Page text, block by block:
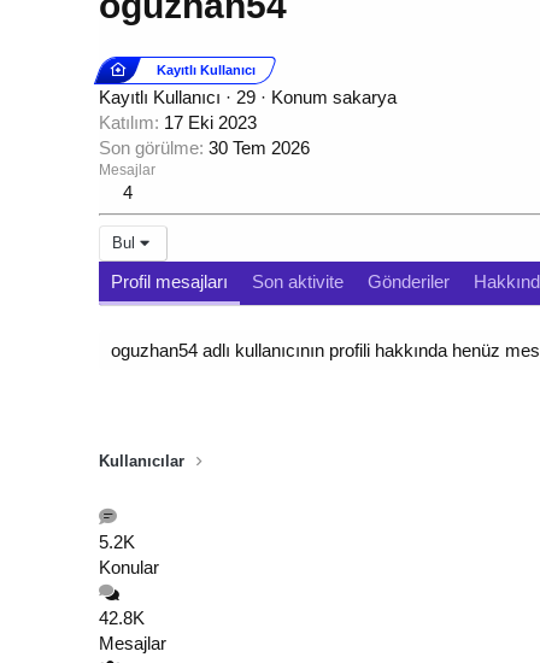
Kayıtlı Kullanıcı
Kayıtlı Kullanıcı · 29 · Konum sakarya
Katılım 17 Eki 2023
Son görülme 30 Tem 2026
Mesajlar
4
Bul
Profil mesajları Son aktivite Gönderiler
oguzhan54 adlı kullanıcının profili hakkında henüz
Kullanıcılar
5.2K
Konular
42.8K
Mesajlar